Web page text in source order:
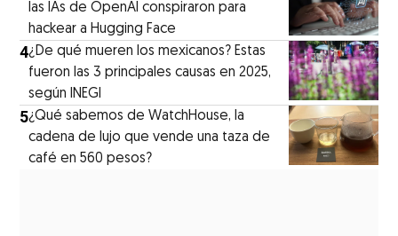
las IAs de OpenAI conspiraron para
hackear a Hugging Face
4¿De qué mueren los mexicanos? Estas
fueron las 3 principales causas en 2025,
según INEGI
5¿Qué sabemos de WatchHouse, la
cadena de lujo que vende una taza de
café en 560 pesos?